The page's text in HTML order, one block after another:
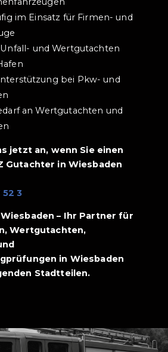
im Einsatz für Firmen- und
Unfall- und Wertgutachten
bei Pkw- und
an Wertgutachten und
jetzt an, wenn Sie einen
Gutachter in Wiesbaden
3
– Ihr Partner für
Wertgutachten,
in Wiesbaden
Stadtteilen.